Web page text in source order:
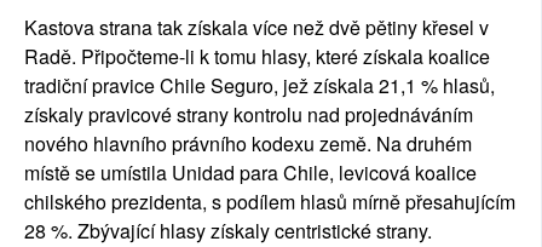
Kastova strana tak získala více než dvě pětiny křesel v
Radě. Připočteme-li k tomu hlasy, které získala koalice
tradiční pravice Chile Seguro, jež získala 21,1 % hlasů,
získaly pravicové strany kontrolu nad projednáváním
nového hlavního právního kodexu země. Na druhém
místě se umístila Unidad para Chile, levicová koalice
chilského prezidenta, s podílem hlasů mírně přesahujícím
28 %. Zbývající hlasy získaly centristické strany.